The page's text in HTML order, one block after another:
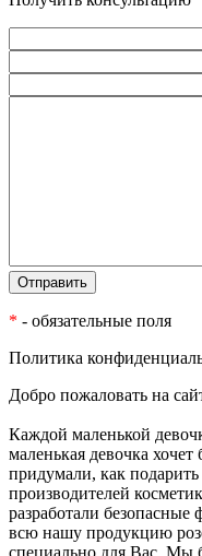
* - обязательные поля
Политика
Добро пожаловать на
Каждой маленькой
маленькая девочка
придумали, как
производителей
разработали
всю нашу продукцию
специально для Вас. Мы